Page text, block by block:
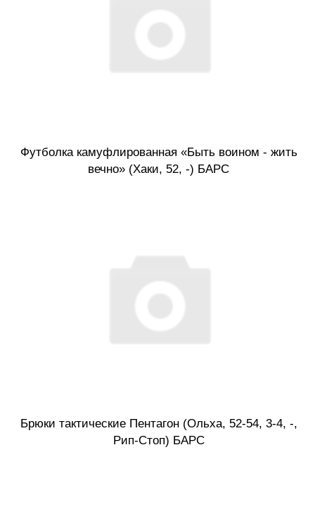
Футболка камуфлированная «Быть воином - жить
вечно» (Хаки, 52, -) БАРС
Брюки тактические Пентагон (Ольха, 52-54, 3-4, -,
Рип-Стоп) БАРС